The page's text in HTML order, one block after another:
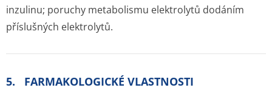
inzulinu; poruchy metabolismu elektrolytů dodáním
příslušných elektrolytů.
5. FARMAKOLOGICKÉ VLASTNOSTI